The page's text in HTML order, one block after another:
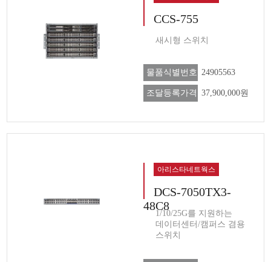
CCS-755
새시형 스위치
물품식별번호 24905563
조달등록가격 37,900,000원
아리스타네트웍스
DCS-7050TX3-
48C8
1/10/25G를 지원하는
데이터센터/캠퍼스 겸용
스위치